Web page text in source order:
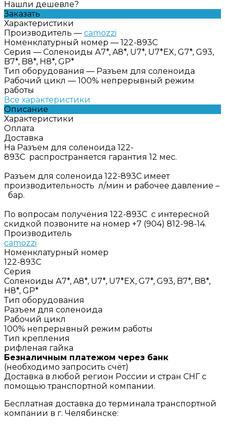
Нашли дешевле?
Заказать
Характеристики
Производитель — camozzi
Номенклатурный номер — 122-893C
Серия — Соленоиды А7*, A8*, U7*, U7*EX, G7*, G93,
B7*, B8*, H8*, GP*
Тип оборудования — Разъем для соленоида
Рабочий цикл — 100% непрерывный режим
работы
Все характеристики
Описание
Характеристики
Оплата
Доставка
На Разъем для соленоида 122-
893C распространяется гарантия 12 мес.
Разъем для соленоида 122-893C имеет
производительность л/мин и рабочее давление –
бар.
По вопросам получения 122-893C с интересной
скидкой позвоните на номер +7 (904) 812-98-14.
Производитель
camozzi
Номенклатурный номер
122-893C
Серия
Соленоиды А7*, A8*, U7*, U7*EX, G7*, G93, B7*, B8*,
H8*, GP*
Тип оборудования
Разъем для соленоида
Рабочий цикл
100% непрерывный режим работы
Тип крепления
рифленая гайка
Безналичным платежом через банк
(необходимо запросить счёт)
Доставка в любой регион России и стран СНГ с
помощью транспортной компании.
Бесплатная доставка до терминала транспортной
компании в г. Челябинске: